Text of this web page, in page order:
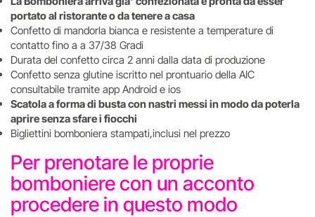
portato al ristorante o da tenere a casa
Confetto di mandorla bianca e resistente a temperature di
contatto fino a a 37/38 Gradi
Durata del confetto circa 2 anni dalla data di produzione
Confetto senza glutine iscritto nel prontuario della AIC
consultabile tramite app Android e ios
Scatola a forma di busta con nastri messi in modo da poterla
aprire senza sfare i fiocchi
Bigliettini bomboniera stampati,inclusi nel prezzo
Per prenotare le proprie
bomboniere con un acconto
procedere in questo modo